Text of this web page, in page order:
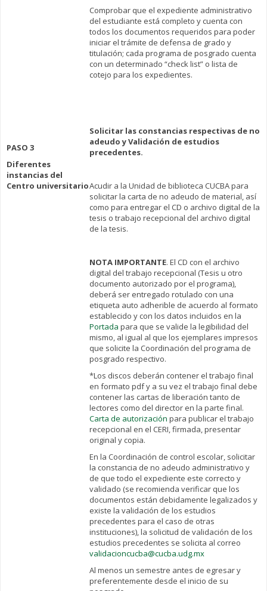
Comprobar que el expediente administrativo
del estudiante está completo y cuenta con
todos los documentos requeridos para poder
iniciar el trámite de defensa de grado y
titulación; cada programa de posgrado cuenta
con un determinado “check list” o lista de
cotejo para los expedientes.
PASO 3
Diferentes
instancias del
Centro universitario
Solicitar las constancias respectivas de no
adeudo y Validación de estudios
precedentes.
Acudir a la Unidad de biblioteca CUCBA para
solicitar la carta de no adeudo de material, así
como para entregar el CD o archivo digital de la
tesis o trabajo recepcional del archivo digital
de la tesis.
NOTA IMPORTANTE. El CD con el archivo
digital del trabajo recepcional (Tesis u otro
documento autorizado por el programa),
deberá ser entregado rotulado con una
etiqueta auto adherible de acuerdo al formato
establecido y con los datos incluidos en la
Portada para que se valide la legibilidad del
mismo, al igual al que los ejemplares impresos
que solicite la Coordinación del programa de
posgrado respectivo.
*Los discos deberán contener el trabajo final
en formato pdf y a su vez el trabajo final debe
contener las cartas de liberación tanto de
lectores como del director en la parte final.
Carta de autorización para publicar el trabajo
recepcional en el CERI, firmada, presentar
original y copia.
En la Coordinación de control escolar, solicitar
la constancia de no adeudo administrativo y
de que todo el expediente este correcto y
validado (se recomienda verificar que los
documentos están debidamente legalizados y
existe la validación de los estudios
precedentes para el caso de otras
instituciones), la solicitud de validación de los
estudios precedentes se solicita al correo
validacioncucba@cucba.udg.mx
Al menos un semestre antes de egresar y
preferentemente desde el inicio de su